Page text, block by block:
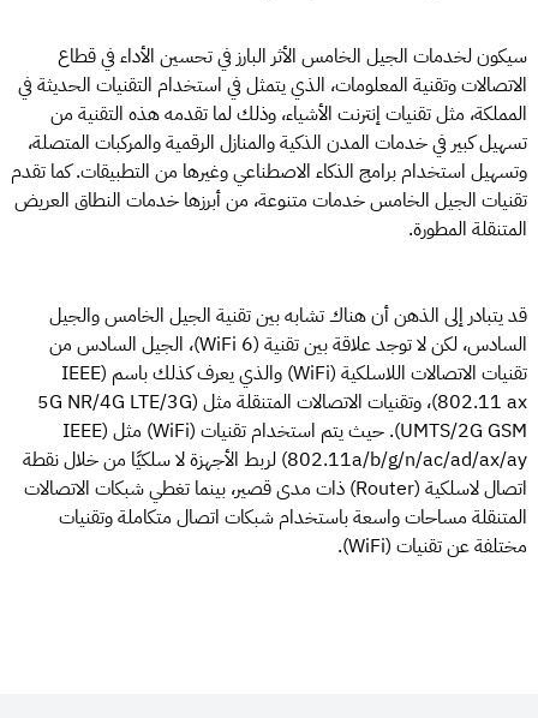
سيكون لخدمات الجيل الخامس الأثر البارز في تحسين الأداء في قطاع
الاتصالات وتقنية المعلومات، الذي يتمثل في استخدام التقنيات الحديثة في
المملكة، مثل تقنيات إنترنت الأشياء، وذلك لما تقدمه هذه التقنية من
تسهيل كبير في خدمات المدن الذكية والمنازل الرقمية والمركبات المتصلة،
وتسهيل استخدام برامج الذكاء الاصطناعي وغيرها من التطبيقات. كما تقدم
تقنيات الجيل الخامس خدمات متنوعة، من أبرزها خدمات النطاق العريض
المتنقلة المطورة.
قد يتبادر إلى الذهن أن هناك تشابه بين تقنية الجيل الخامس والجيل
السادس، لكن لا توجد علاقة بين تقنية (WiFi 6)، الجيل السادس من
تقنيات الاتصالات اللاسلكية (WiFi) والذي يعرف كذلك باسم (IEEE
802.11 ax)، وتقنيات الاتصالات المتنقلة مثل (5G NR/4G LTE/3G
UMTS/2G GSM). حيث يتم استخدام تقنيات (WiFi) مثل (IEEE
802.11a/b/g/n/ac/ad/ax/ay) لربط الأجهزة لا سلكيًا من خلال نقطة
اتصال لاسلكية (Router) ذات مدى قصير، بينما تغطي شبكات الاتصالات
المتنقلة مساحات واسعة باستخدام شبكات اتصال متكاملة وتقنيات
مختلفة عن تقنيات (WiFi).